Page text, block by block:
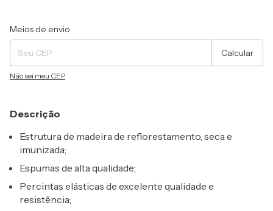
Entregas para o CEP:
Meios de envio
Calcular
Não sei meu CEP
Descrição
Estrutura de madeira de reflorestamento, seca e
imunizada;
Espumas de alta qualidade;
Percintas elásticas de excelente qualidade e
resistência;